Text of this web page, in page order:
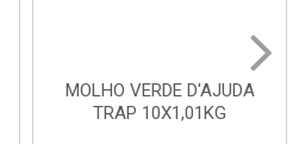
MOLHO VERDE D'AJUDA
TRAP 10X1,01KG